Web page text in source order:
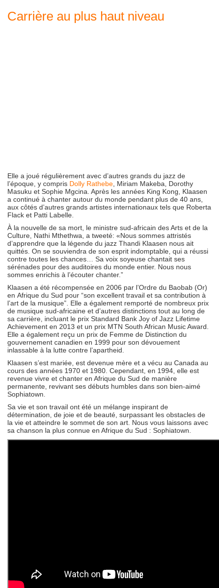
Carrière au plus haut niveau
Elle a joué régulièrement avec d’autres grands du jazz de
l’époque, y compris Dolly Rathebe , Miriam Makeba, Dorothy
Masuku et Sophie Mgcina . Après les années King Kong, Klaasen
a continué à chanter autour du monde pendant plus de 40 ans,
aux côtés d’autres grands artistes internationaux tels que Roberta
Flack et Patti Labelle.
À la nouvelle de sa mort, le ministre sud-africain des Arts et de la
Culture, Nathi Mthethwa, a tweeté: «Nous sommes attristés
d’apprendre que la légende du jazz Thandi Klaasen nous ait
quittés. On se souviendra de son esprit indomptable, qui a réussi
contre toutes les chances… Sa voix soyeuse chantait ses
sérénades pour des auditoires du monde entier. Nous nous
sommes enrichis à l’écouter chanter.”
Klaasen a été récompensée en 2006 par l’Ordre du Baobab (Or)
en Afrique du Sud pour “son excellent travail et sa contribution à
l’art de la musique”. Elle a également remporté de nombreux prix
de musique sud-africaine et d’autres distinctions tout au long de
sa carrière, incluant le prix Standard Bank Joy of Jazz Lifetime
Achievement en 2013 et un prix MTN South African Music Award.
Elle a également reçu un prix de Femme de Distinction du
gouvernement canadien en 1999 pour son dévouement
inlassable à la lutte contre l’apartheid.
Klaasen s’est mariée, est devenue mère et a vécu au Canada au
cours des années 1970 et 1980. Cependant, en 1994, elle est
revenue vivre et chanter en Afrique du Sud de manière
permanente, revivant ses débuts humbles dans son bien-aimé
Sophiatown.
Sa vie et son travail ont été un mélange inspirant de
détermination, de joie et de beauté, surpassant les obstacles de
la vie et atteindre le sommet de son art. Nous vous laissons avec
sa chanson la plus connue en Afrique du Sud : Sophiatown.